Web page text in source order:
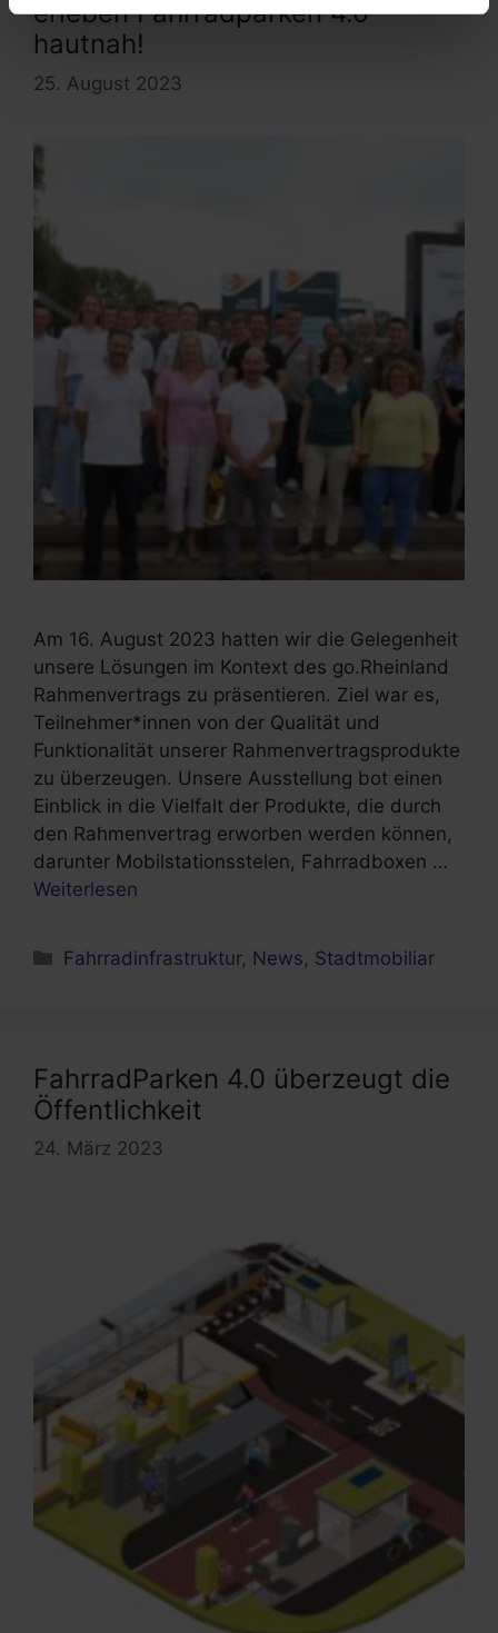
erleben Fahrradparken 4.0
hautnah!
25. August 2023
Am 16. August 2023 hatten wir die Gelegenheit
unsere Lösungen im Kontext des go.Rheinland
Rahmenvertrags zu präsentieren. Ziel war es,
Teilnehmer*innen von der Qualität und
Funktionalität unserer Rahmenvertragsprodukte
zu überzeugen. Unsere Ausstellung bot einen
Einblick in die Vielfalt der Produkte, die durch
den Rahmenvertrag erworben werden können,
darunter Mobilstationsstelen, Fahrradboxen …
Weiterlesen
Kategorien
Fahrradinfrastruktur, News, Stadtmobiliar
FahrradParken 4.0 überzeugt die
Öffentlichkeit
24. März 2023